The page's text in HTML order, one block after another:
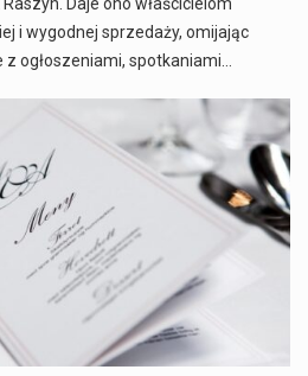
Daje ono właścicielom
i wygodnej sprzedaży, omijając
ogłoszeniami, spotkaniami…